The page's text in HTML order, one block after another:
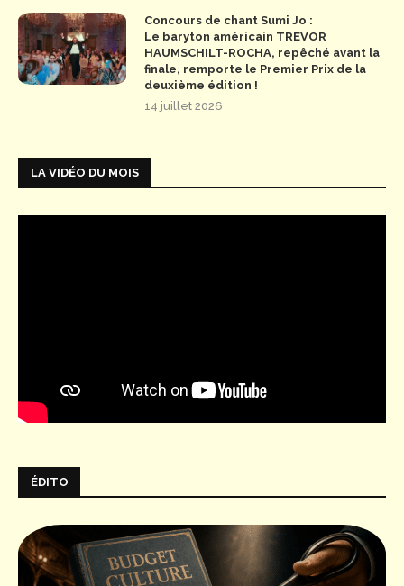
Concours de chant Sumi Jo :
Le baryton américain TREVOR
HAUMSCHILT-ROCHA, repêché avant la
finale, remporte le Premier Prix de la
deuxième édition !
14 juillet 2026
LA VIDÉO DU MOIS
ÉDITO